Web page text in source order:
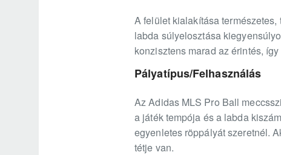
A felület kialakítása
labda súlyelosztása
konzisztens marad az érintés,
Pályatípus/Felhasználás
Az Adidas MLS Pro Ball
a játék tempója és a labda
egyenletes röppályát szeretnél.
tétje van.